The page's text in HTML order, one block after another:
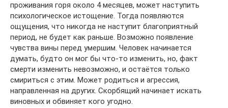
проживания горя около 4 месяцев, может наступить
психологическое истощение. Тогда появляются
ощущения, что никогда не наступит благоприятный
период, не будет как раньше. Возможно появление
чувства вины перед умершим. Человек начинается
думать, будто он мог бы что-то изменить, но, факт
смерти изменить невозможно, и остаётся только
смириться с этим. Может родиться и агрессия,
направленная на других. Скорбящий начинает искать
виновных и обвиняет кого угодно.